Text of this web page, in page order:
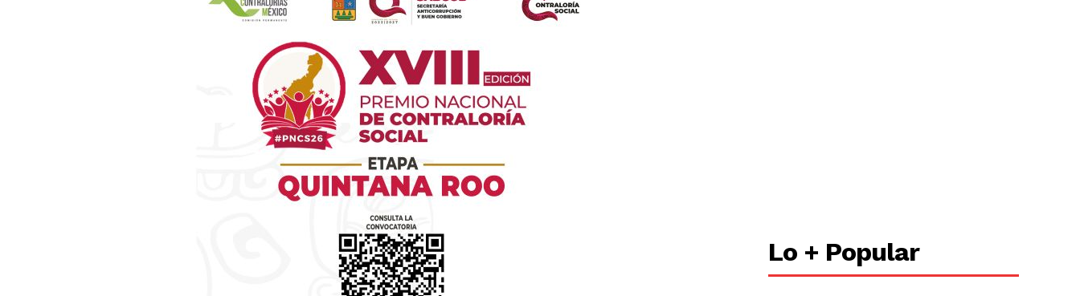
Luces
Del Siglo
SUSCRÍBETE AHORA
Empresa
Nosotros
Contacto
Lo + Popular